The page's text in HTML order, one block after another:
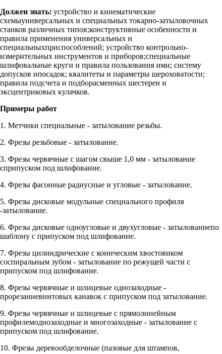
Должен знать: устройство и кинематические
схемыуниверсальных и специальных токарно-затыловочных
станков различных типов;конструктивные особенности и
правила применения универсальных и
специальныхприспособлений; устройство контрольно-
измерительных инструментов и приборов;специальные
шлифовальные круги и правила пользования ими; систему
допусков ипосадок; квалитеты и параметры шероховатости;
правила подсчета и подборасменных шестерен и
эксцентриковых кулачков.
Примеры работ
1. Метчики специальные - затылование резьбы.
2. Фрезы резьбовые - затылование.
3. Фрезы червячные с шагом свыше 1,0 мм - затылование
сприпуском под шлифование.
4. Фрезы фасонные радиусные и угловые - затылование.
5. Фрезы дисковые модульные специального профиля
-затылование.
6. Фрезы дисковые одноугловые и двухугловые - затылованиепо
шаблону с припуском под шлифование.
7. Фрезы цилиндрические с коническим хвостовиком
соспиральным зубом - затылование по режущей части с
припуском под шлифование.
8. Фрезы червячные и шлицевые однозаходные -
прорезаниевинтовых канавок с припуском под затылование.
9. Фрезы червячные и шлицевые с прямолинейным
профилемоднозаходные и многозаходные - затылование с
припуском под шлифование.
10. Фрезы деревообделочные (пазовые для штампов,